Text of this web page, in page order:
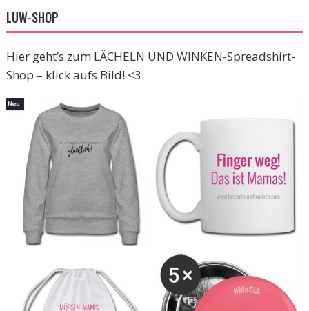
LUW-SHOP
Hier geht’s zum LÄCHELN UND WINKEN-Spreadshirt-
Shop – klick aufs Bild! <3